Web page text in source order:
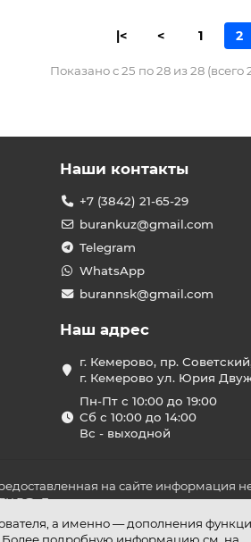
|< < 1 2
Показано с 25 по 28 из 28 (всего
а именно — дополнения
Наши контакты
+7 (3842) 21-65-29
burankuz@gmail.com
Telegram
WhatsApp
burannsk@gmail.com
Наш адрес
г. Кемерово, пр.
г. Кемерово ул. Юрия
Пн-Пт с 10:00 до 19:00
Сб с 10:00 до 14:00
Вс - выходной
на сайте информация
До оплаты товара удостоверьтесь